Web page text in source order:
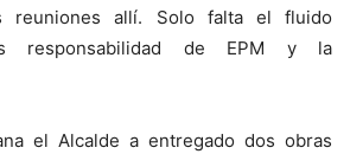
reuniones allí. Solo falta el fluido
responsabilidad de EPM y la
el Alcalde a entregado dos obras